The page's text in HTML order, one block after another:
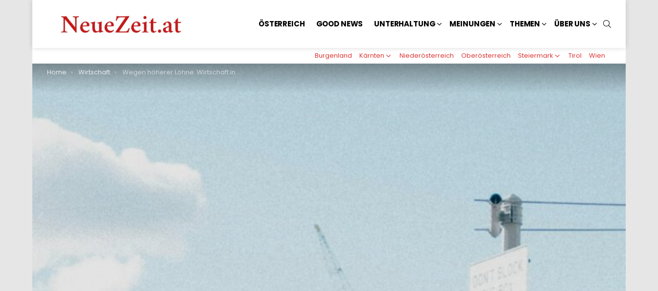
ÖSTERREICH GOOD NEWS UNTERHALTUNG MEINUNGEN THEMEN ÜBER UNS
Burgenland Kärnten Niederösterreich Oberösterreich Steiermark Tirol
Wien
You are here:
Home Wirtschaft Wegen höherer Löhne: Wirtschaft in USA wächst schneller als in EU